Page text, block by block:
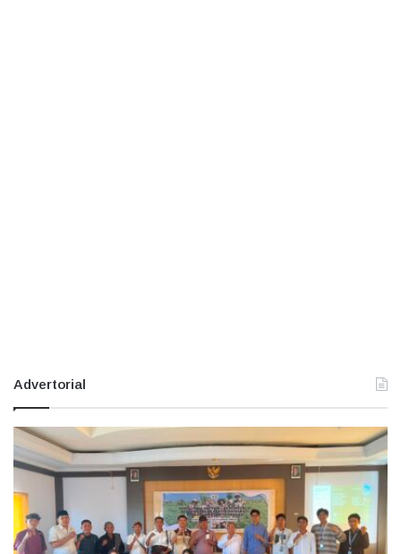
Advertorial